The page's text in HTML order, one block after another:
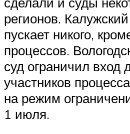
регионов.
пускает никого,
процессов.
суд ограничил вход
участников
на режим
1 июля.